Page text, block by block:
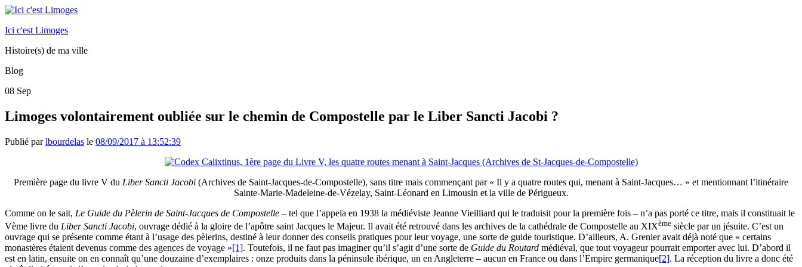
Ici c'est Limoges
Histoire(s) de ma ville
Blog
08 Sep
Limoges volontairement oubliée sur le chemin de Compostelle par le Liber Sancti Jacobi ?
Publié parlbourdelas le 08/09/2017 à 13:52:39
Première page du livre V du Liber Sancti Jacobi (Archives de Saint-Jacques-de-Compostelle), sans titre mais commençant par « Il y a quatre routes qui, menant à Saint-Jacques… » et mentionnant l’itinéraire
Sainte-Marie-Madeleine-de-Vézelay, Saint-Léonard en Limousin et la ville de Périgueux.
Comme on le sait, Le Guide du Pèlerin de Saint-Jacques de Compostelle – tel que l’appela en 1938 la médiéviste Jeanne Vieilliard qui le traduisit pour la première fois – n’a pas porté ce titre, mais il constituait le
Vème livre du Liber Sancti Jacobi, ouvrage dédié à la gloire de l’apôtre saint Jacques le Majeur. Il avait été retrouvé dans les archives de la cathédrale de Compostelle au XIXème siècle par un jésuite. C’est un
ouvrage qui se présente comme étant à l’usage des pèlerins, destiné à leur donner des conseils pratiques pour leur voyage, une sorte de guide touristique. D’ailleurs, A. Grenier avait déjà noté que « certains
monastères étaient devenus comme des agences de voyage »[1]. Toutefois, il ne faut pas imaginer qu’il s’agit d’une sorte de Guide du Routard médiéval, que tout voyageur pourrait emporter avec lui. D’abord il
est en latin, ensuite on en connaît qu’une douzaine d’exemplaires : onze produits dans la péninsule ibérique, un en Angleterre – aucun en France ou dans l’Empire germanique[2]. La réception du livre a donc été